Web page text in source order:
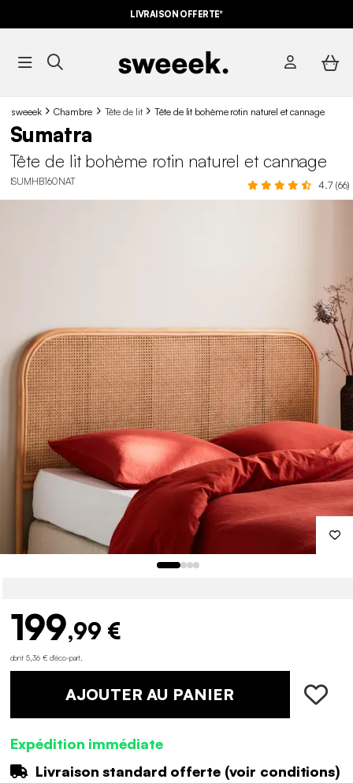
LIVRAISON OFFERTE*
sweeek Chambre Tête de lit Tête de lit bohème rotin naturel et cannage
Sumatra
Tête de lit bohème rotin naturel et cannage
ISUMHB160NAT 4.7 (66)
199,99 €
dont 5,36 € d'éco-part
AJOUTER AU PANIER
Expédition immédiate
Livraison standard offerte (voir conditions)